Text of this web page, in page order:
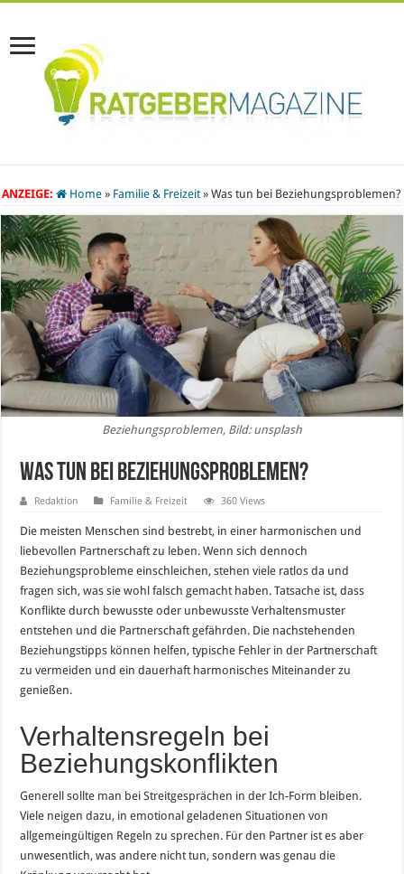
ANZEIGE: Home » Familie & Freizeit » Was tun bei Beziehungsproblemen?
Beziehungsproblemen, Bild: unsplash
Was tun bei Beziehungsproblemen?
Redaktion Familie & Freizeit 360 Views
Die meisten Menschen sind bestrebt, in einer harmonischen und
liebevollen Partnerschaft zu leben. Wenn sich dennoch
Beziehungsprobleme einschleichen, stehen viele ratlos da und
fragen sich, was sie wohl falsch gemacht haben. Tatsache ist, dass
Konflikte durch bewusste oder unbewusste Verhaltensmuster
entstehen und die Partnerschaft gefährden. Die nachstehenden
Beziehungstipps können helfen, typische Fehler in der Partnerschaft
zu vermeiden und ein dauerhaft harmonisches Miteinander zu
genießen.
Verhaltensregeln bei
Beziehungskonflikten
Generell sollte man bei Streitgesprächen in der Ich-Form bleiben.
Viele neigen dazu, in emotional geladenen Situationen von
allgemeingültigen Regeln zu sprechen. Für den Partner ist es aber
unwesentlich, was andere nicht tun, sondern was genau die